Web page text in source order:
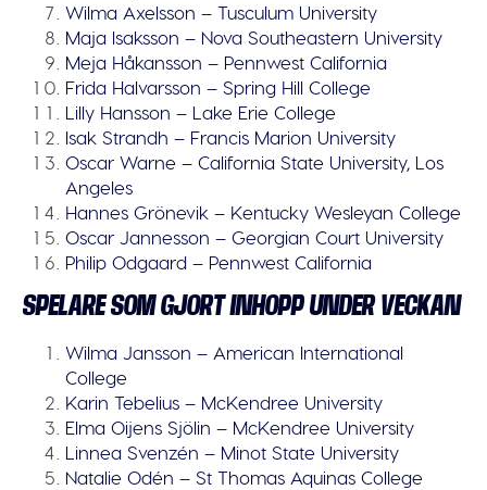
Wilma Axelsson – Tusculum University
Maja Isaksson – Nova Southeastern University
Meja Håkansson – Pennwest California
Frida Halvarsson – Spring Hill College
Lilly Hansson – Lake Erie College
Isak Strandh – Francis Marion University
Oscar Warne – California State University, Los
Angeles
Hannes Grönevik – Kentucky Wesleyan College
Oscar Jannesson – Georgian Court University
Philip Odgaard – Pennwest California
SPELARE SOM GJORT INHOPP UNDER VECKAN
Wilma Jansson – American International
College
Karin Tebelius – McKendree University
Elma Oijens Sjölin – McKendree University
Linnea Svenzén – Minot State University
Natalie Odén – St Thomas Aquinas College